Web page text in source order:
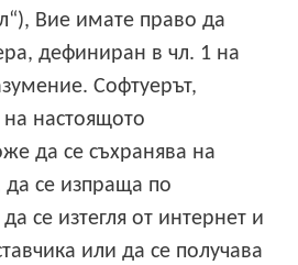
Вие имате право да
дефиниран в чл. 1 на
Софтуерът,
настоящото
да се съхранява на
се изпраща по
се изтегля от интернет и
или да се получава